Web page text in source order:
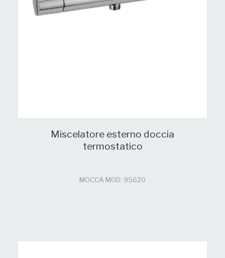
Miscelatore esterno doccia
termostatico
MOCCA MOD: 95620